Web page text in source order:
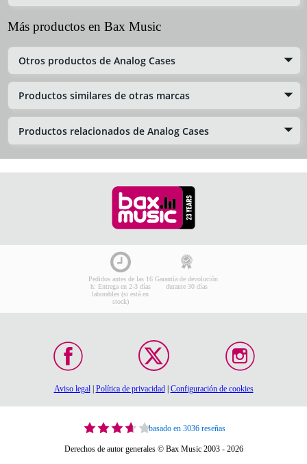
Más productos en Bax Music
Otros productos de Analog Cases
Productos similares de otras marcas
Productos relacionados de Analog Cases
Pedidos antes de las 16
h: Entrega en 2-3 días
laborables (si está en
stock)
Garantía de devolución
durante 30 días
Aviso legal| Política de privacidad| Configuración de cookies
basado en 3036 reseñas
Derechos de autor generales © Bax Music 2003 - 2026